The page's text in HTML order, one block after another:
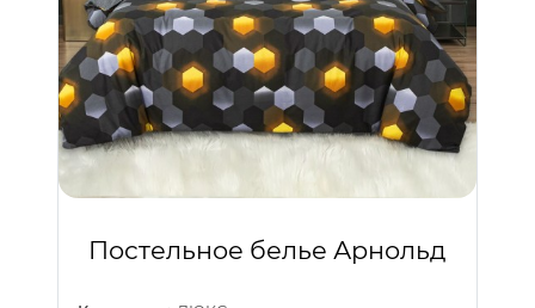
Постельное белье Арнольд